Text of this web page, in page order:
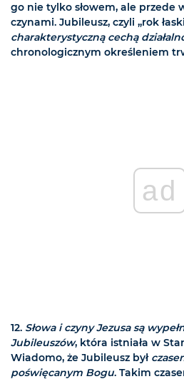
go nie tylko słowem, ale przede
czynami. Jubileusz, czyli „rok
charakterystyczną cechą
chronologicznym określeniem
ad
12. Słowa i czyny Jezusa są
Jubileuszów, która istniała w
Wiadomo, że Jubileusz był
poświęcanym Bogu. Takim